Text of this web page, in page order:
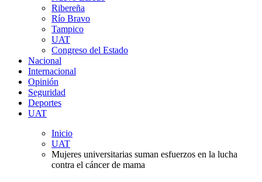
Ribereña
Río Bravo
Tampico
UAT
Congreso del Estado
Nacional
Internacional
Opinión
Seguridad
Deportes
UAT
Inicio
UAT
Mujeres universitarias suman esfuerzos en la lucha
contra el cáncer de mama